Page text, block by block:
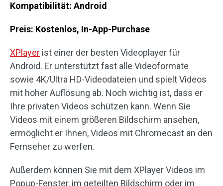
Kompatibilität: Android
Preis: Kostenlos, In-App-Purchase
XPlayer ist einer der besten Videoplayer für
Android. Er unterstützt fast alle Videoformate
sowie 4K/Ultra HD-Videodateien und spielt Videos
mit hoher Auflösung ab. Noch wichtig ist, dass er
Ihre privaten Videos schützen kann. Wenn Sie
Videos mit einem größeren Bildschirm ansehen,
ermöglicht er Ihnen, Videos mit Chromecast an den
Fernseher zu werfen.
Außerdem können Sie mit dem XPlayer Videos im
Popup-Fenster, im geteilten Bildschirm oder im